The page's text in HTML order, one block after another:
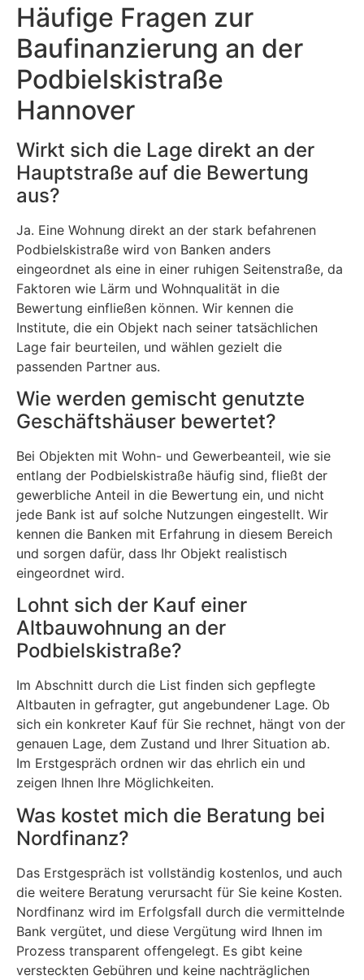
Häufige Fragen zur
Baufinanzierung an der
Podbielskistraße
Hannover
Wirkt sich die Lage direkt an der
Hauptstraße auf die Bewertung
aus?
Ja. Eine Wohnung direkt an der stark befahrenen
Podbielskistraße wird von Banken anders
eingeordnet als eine in einer ruhigen Seitenstraße, da
Faktoren wie Lärm und Wohnqualität in die
Bewertung einfließen können. Wir kennen die
Institute, die ein Objekt nach seiner tatsächlichen
Lage fair beurteilen, und wählen gezielt die
passenden Partner aus.
Wie werden gemischt genutzte
Geschäftshäuser bewertet?
Bei Objekten mit Wohn- und Gewerbeanteil, wie sie
entlang der Podbielskistraße häufig sind, fließt der
gewerbliche Anteil in die Bewertung ein, und nicht
jede Bank ist auf solche Nutzungen eingestellt. Wir
kennen die Banken mit Erfahrung in diesem Bereich
und sorgen dafür, dass Ihr Objekt realistisch
eingeordnet wird.
Lohnt sich der Kauf einer
Altbauwohnung an der
Podbielskistraße?
Im Abschnitt durch die List finden sich gepflegte
Altbauten in gefragter, gut angebundener Lage. Ob
sich ein konkreter Kauf für Sie rechnet, hängt von der
genauen Lage, dem Zustand und Ihrer Situation ab.
Im Erstgespräch ordnen wir das ehrlich ein und
zeigen Ihnen Ihre Möglichkeiten.
Was kostet mich die Beratung bei
Nordfinanz?
Das Erstgespräch ist vollständig kostenlos, und auch
die weitere Beratung verursacht für Sie keine Kosten.
Nordfinanz wird im Erfolgsfall durch die vermittelnde
Bank vergütet, und diese Vergütung wird Ihnen im
Prozess transparent offengelegt. Es gibt keine
versteckten Gebühren und keine nachträglichen